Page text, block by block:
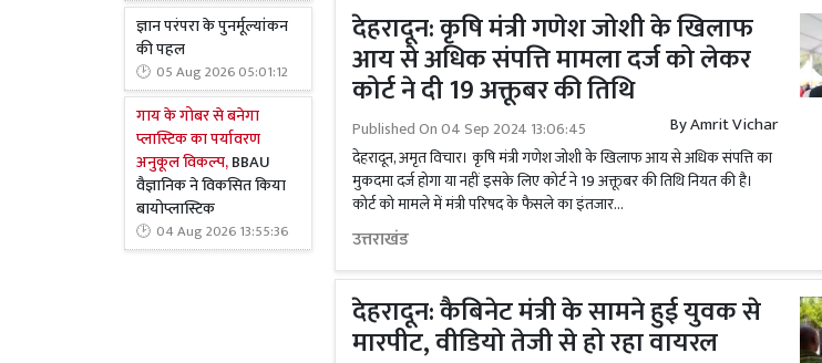
ज्ञान परंपरा के पुनर्मूल्यांकन
की पहल
05 Aug 2026 05:01:12
गाय के गोबर से बनेगा
प्लास्टिक का पर्यावरण
अनुकूल विकल्प,BBAU
वैज्ञानिक ने विकसित किया
बायोप्लास्टिक
04 Aug 2026 13:55:36
देहरादून: कृषि मंत्री गणेश जोशी के खिलाफ
आय से अधिक संपत्ति मामला दर्ज को लेकर
कोर्ट ने दी 19 अक्तूबर की तिथि
Published On04 Sep 2024 13:06:45 ByAmrit Vichar
देहरादून, अमृत विचार। कृषि मंत्री गणेश जोशी के खिलाफ आय से अधिक संपत्ति का
मुकदमा दर्ज होगा या नहीं इसके लिए कोर्ट ने 19 अक्तूबर की तिथि नियत की है।
कोर्ट को मामले में मंत्री परिषद के फैसले का इंतजार...
उत्तराखंड
देहरादून: कैबिनेट मंत्री के सामने हुई युवक से
मारपीट, वीडियो तेजी से हो रहा वायरल